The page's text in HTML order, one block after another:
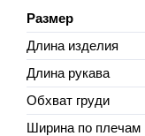
Размер
Длина изделия
Длина рукава
Обхват груди
Ширина по плечам